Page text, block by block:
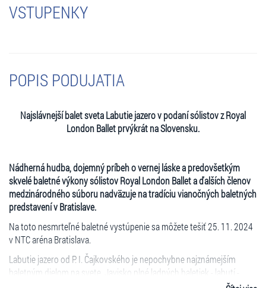
VSTUPENKY
POPIS PODUJATIA
Najslávnejší balet sveta Labutie jazero v podaní sólistov z Royal
London Ballet prvýkrát na Slovensku.
Nádherná hudba, dojemný príbeh o vernej láske a predovšetkým
skvelé baletné výkony sólistov Royal London Ballet a ďalších členov
medzinárodného súboru nadväzuje na tradíciu vianočných baletných
predstavení v Bratislave.
Na toto nesmrteľné baletné vystúpenie sa môžete tešiť 25. 11. 2024
v NTC aréna Bratislava.
Labutie jazero od P. I. Čajkovského je nepochybne najznámejším
baletným dielom na svete. Javisko plné ladných baletiek - labutí -
vznášajúcich sa na špičkách nad "hladinou" si zamilujú nielen baletní